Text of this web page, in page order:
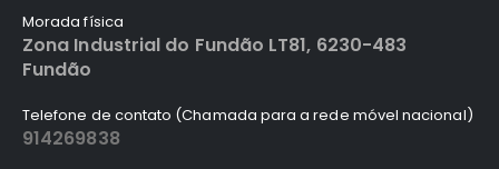
Morada física
Zona Industrial do Fundão LT81, 6230-483
Fundão
Telefone de contato (Chamada para a rede móvel nacional)
914269838